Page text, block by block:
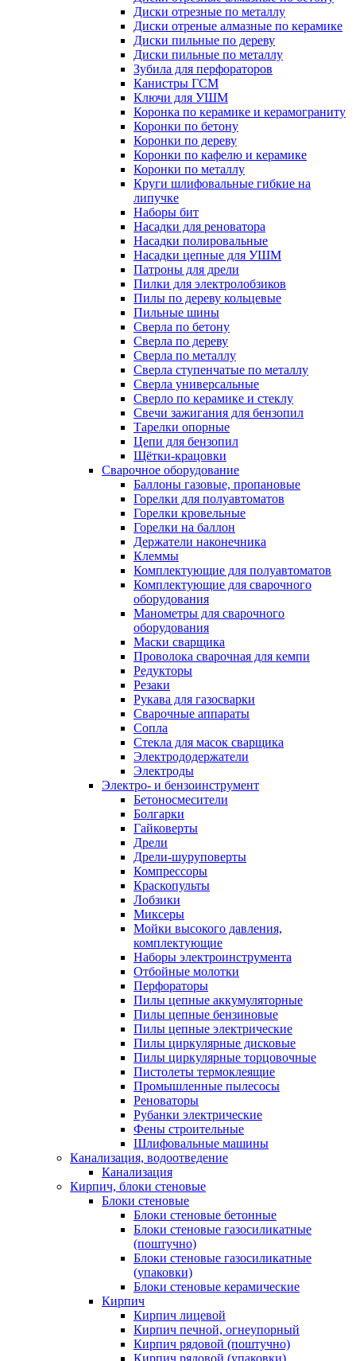
Диски отрезные по металлу
Диски отреные алмазные по керамике
Диски пильные по дереву
Диски пильные по металлу
Зубила для перфораторов
Канистры ГСМ
Ключи для УШМ
Коронка по керамике и керамограниту
Коронки по бетону
Коронки по дереву
Коронки по кафелю и керамике
Коронки по металлу
Круги шлифовальные гибкие на
липучке
Наборы бит
Насадки для реноватора
Насадки полировальные
Насадки цепные для УШМ
Патроны для дрели
Пилки для электролобзиков
Пилы по дереву кольцевые
Пильные шины
Сверла по бетону
Сверла по дереву
Сверла по металлу
Сверла ступенчатые по металлу
Сверла универсальные
Сверло по керамике и стеклу
Свечи зажигания для бензопил
Тарелки опорные
Цепи для бензопил
Щётки-крацовки
Сварочное оборудование
Баллоны газовые, пропановые
Горелки для полуавтоматов
Горелки кровельные
Горелки на баллон
Держатели наконечника
Клеммы
Комплектующие для полуавтоматов
Комплектующие для сварочного
оборудования
Манометры для сварочного
оборудования
Маски сварщика
Проволока сварочная для кемпи
Редукторы
Резаки
Рукава для газосварки
Сварочные аппараты
Сопла
Стекла для масок сварщика
Электрододержатели
Электроды
Электро- и бензоинструмент
Бетоносмесители
Болгарки
Гайковерты
Дрели
Дрели-шуруповерты
Компрессоры
Краскопульты
Лобзики
Миксеры
Мойки высокого давления,
комплектующие
Наборы электроинструмента
Отбойные молотки
Перфораторы
Пилы цепные аккумуляторные
Пилы цепные бензиновые
Пилы цепные электрические
Пилы циркулярные дисковые
Пилы циркулярные торцовочные
Пистолеты термоклеящие
Промышленные пылесосы
Реноваторы
Рубанки электрические
Фены строительные
Шлифовальные машины
Канализация, водоотведение
Канализация
Кирпич, блоки стеновые
Блоки стеновые
Блоки стеновые бетонные
Блоки стеновые газосиликатные
(поштучно)
Блоки стеновые газосиликатные
(упаковки)
Блоки стеновые керамические
Кирпич
Кирпич лицевой
Кирпич печной, огнеупорный
Кирпич рядовой (поштучно)
Кирпич рядовой (упаковки)